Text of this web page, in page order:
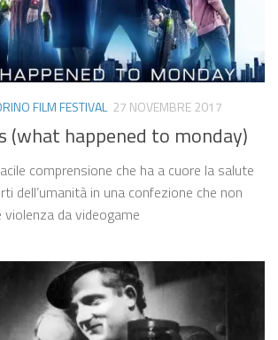
FILM FESTIVAL 27 NOVEMBRE 2017
(what happened to monday)
comprensione che ha a cuore la salute
dell’umanità in una confezione che non
da videogame